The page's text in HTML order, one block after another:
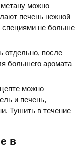
можно
печень нежной
специями не больше
отдельно, после
большего аромата
можно
и печень,
Тушить в течение
в